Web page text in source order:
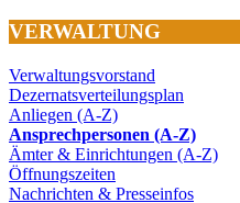
VERWALTUNG
Verwaltungsvorstand
Dezernatsverteilungsplan
Anliegen (A-Z)
Ansprechpersonen (A-Z)
Ämter & Einrichtungen (A-Z)
Öffnungszeiten
Nachrichten & Presseinfos